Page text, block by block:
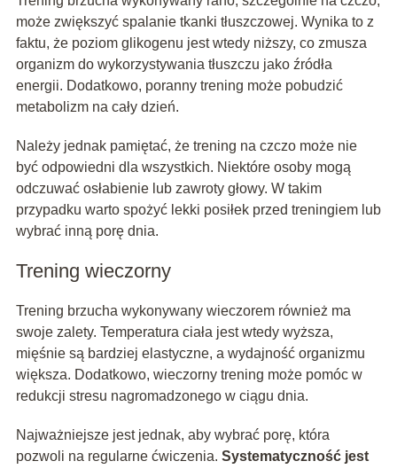
może zwiększyć spalanie tkanki tłuszczowej. Wynika to z
faktu, że poziom glikogenu jest wtedy niższy, co zmusza
organizm do wykorzystywania tłuszczu jako źródła
energii. Dodatkowo, poranny trening może pobudzić
metabolizm na cały dzień.
Należy jednak pamiętać, że trening na czczo może nie
być odpowiedni dla wszystkich. Niektóre osoby mogą
odczuwać osłabienie lub zawroty głowy. W takim
przypadku warto spożyć lekki posiłek przed treningiem lub
wybrać inną porę dnia.
Trening wieczorny
Trening brzucha wykonywany wieczorem również ma
swoje zalety. Temperatura ciała jest wtedy wyższa,
mięśnie są bardziej elastyczne, a wydajność organizmu
większa. Dodatkowo, wieczorny trening może pomóc w
redukcji stresu nagromadzonego w ciągu dnia.
Najważniejsze jest jednak, aby wybrać porę, która
pozwoli na regularne ćwiczenia. Systematyczność jest